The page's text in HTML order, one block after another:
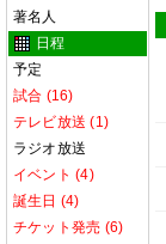
著名人
日程
予定
試合 (16)
テレビ放送 (1)
ラジオ放送
イベント (4)
誕生日 (4)
チケット発売 (6)